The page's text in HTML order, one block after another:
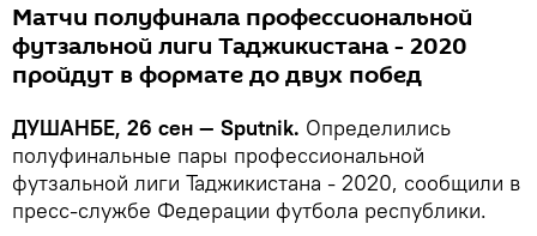
Матчи полуфинала профессиональной
футзальной лиги Таджикистана - 2020
пройдут в формате до двух побед
ДУШАНБЕ, 26 сен — Sputnik. Определились
полуфинальные пары профессиональной
футзальной лиги Таджикистана - 2020, сообщили в
пресс-службе Федерации футбола республики.